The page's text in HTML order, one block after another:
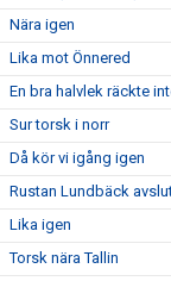
Nära igen
Lika mot Önnered
En bra halvlek räckte
Sur torsk i norr
Då kör vi igång igen
Rustan Lundbäck
Lika igen
Torsk nära Tallin